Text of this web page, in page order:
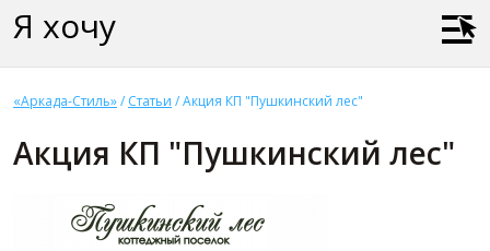
Коммерческая
Гараж
Я хочу
«Аркада-Стиль»/ Статьи /Акция КП "Пушкинский лес"
Акция КП "Пушкинский лес"